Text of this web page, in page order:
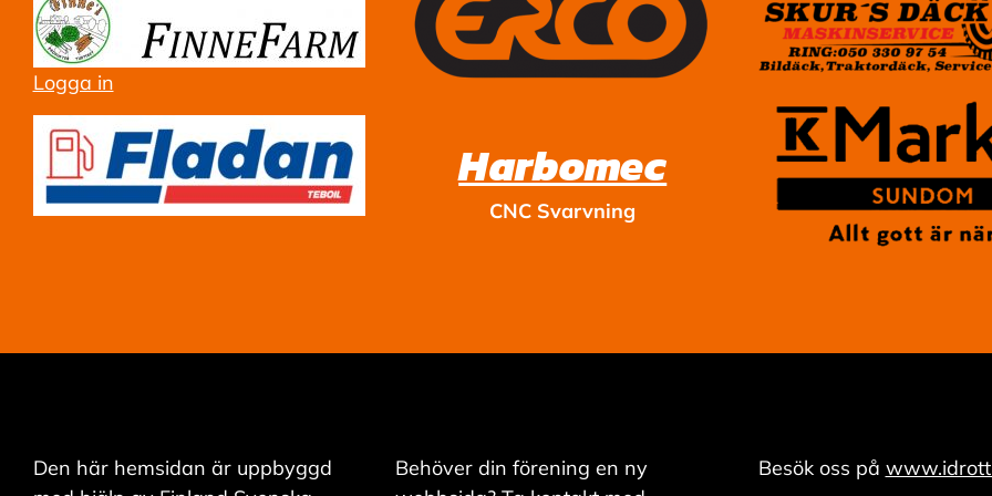
Logga in
Harbomec
CNC Svarvning
Den här hemsidan är uppbyggd
Behöver din förening en ny
Besök oss på